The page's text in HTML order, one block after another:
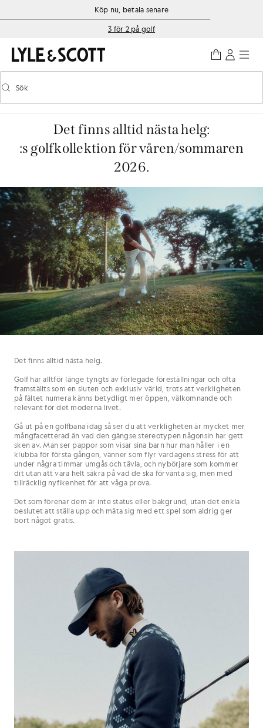
Gå direkt till huvudinnehållet
Information om tillgänglighetKöp nu, betala senare
3 för 2 på golf
Aktivera/inaktivera prediktiv sökning
Sök
Det finns alltid nästa helg:
:s golfkollektion för våren/sommaren
2026.
Det finns alltid nästa helg.
Golf har alltför länge tyngts av förlegade föreställningar och ofta
framställts som en sluten och exklusiv värld, trots att verkligheten
på fältet numera känns betydligt mer öppen, välkomnande och
relevant för det moderna livet.
Gå ut på en golfbana idag så ser du att verkligheten är mycket mer
mångfacetterad än vad den gängse stereotypen någonsin har gett
sken av. Man ser pappor som visar sina barn hur man håller i en
klubba för första gången, vänner som flyr vardagens stress för att
under några timmar umgås och tävla, och nybörjare som kommer
dit utan att vara helt säkra på vad de ska förvänta sig, men med
tillräcklig nyfikenhet för att våga prova.
Det som förenar dem är inte status eller bakgrund, utan det enkla
beslutet att ställa upp och mäta sig med ett spel som aldrig ger
bort något gratis.